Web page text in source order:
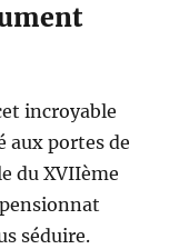
incroyable
aux portes de
du XVIIème
séduire.